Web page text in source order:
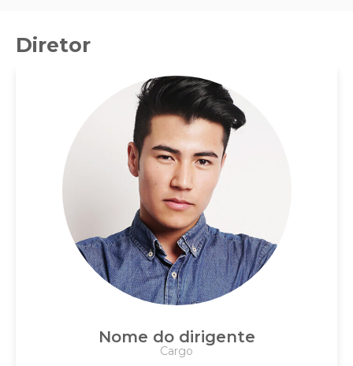
Diretor
Nome do dirigente
Cargo